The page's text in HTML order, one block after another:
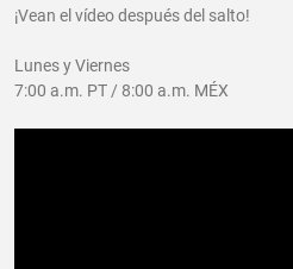
¡Vean el vídeo después del salto!
Lunes y Viernes
7:00 a.m. PT / 8:00 a.m. MÉX